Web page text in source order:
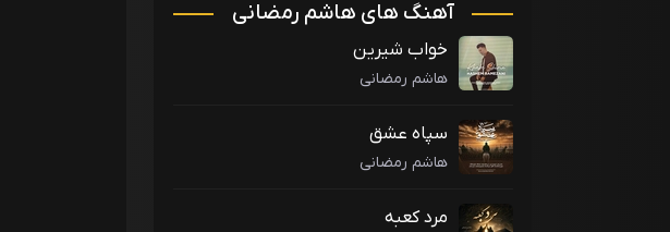
آهنگ های هاشم رمضانی
خواب شیرین
هاشم رمضانی
سپاه عشق
هاشم رمضانی
مرد کعبه